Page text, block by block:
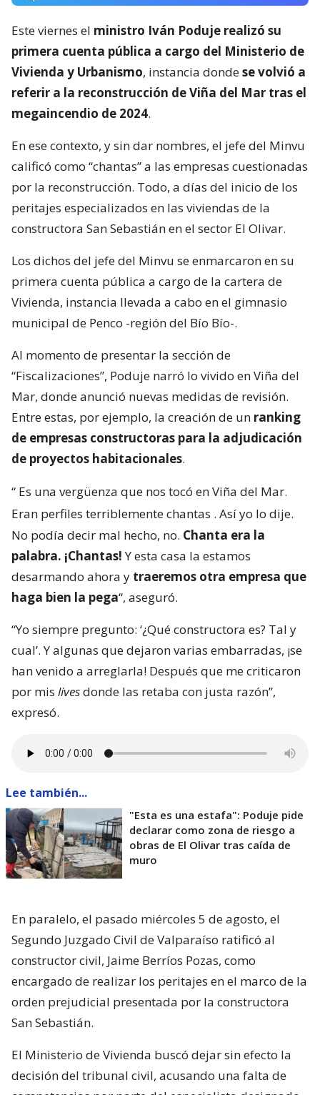
Este viernes el ministro Iván Poduje realizó su
primera cuenta pública a cargo del Ministerio de
Vivienda y Urbanismo, instancia dondese volvió a
referir a la reconstrucción de Viña del Mar tras el
megaincendio de 2024.
En ese contexto, y sin dar nombres, el jefe del Minvu
calificó como “chantas” a las empresas cuestionadas
por la reconstrucción. Todo, a días del inicio de los
peritajes especializados en las viviendas de la
constructora San Sebastián en el sector El Olivar.
Los dichos del jefe del Minvu se enmarcaron en su
primera cuenta pública a cargo de la cartera de
Vivienda, instancia llevada a cabo en el gimnasio
municipal de Penco -región del Bío Bío-.
Al momento de presentar la sección de
“Fiscalizaciones”, Poduje narró lo vivido en Viña del
Mar, donde anunció nuevas medidas de revisión.
Entre estas, por ejemplo, la creación de un ranking
de empresas constructoras para la adjudicación
de proyectos habitacionales.
“ Es una vergüenza que nos tocó en Viña del Mar.
Eran perfiles terriblemente chantas . Así yo lo dije.
No podía decir mal hecho, no. Chanta era la
palabra. ¡Chantas!Y esta casa la estamos
desarmando ahora y traeremos otra empresa que
haga bien la pega“, aseguró.
“Yo siempre pregunto: ‘¿Qué constructora es? Tal y
cual’. Y algunas que dejaron varias embarradas, ¡se
han venido a arreglarla! Después que me criticaron
por mis livesdonde las retaba con justa razón”,
expresó.
Lee también...
"Esta es una estafa": Poduje pide
declarar como zona de riesgo a
obras de El Olivar tras caída de
muro
En paralelo, el pasado miércoles 5 de agosto, el
Segundo Juzgado Civil de Valparaíso ratificó al
constructor civil, Jaime Berríos Pozas, como
encargado de realizar los peritajes en el marco de la
orden prejudicial presentada por la constructora
San Sebastián.
El Ministerio de Vivienda buscó dejar sin efecto la
decisión del tribunal civil, acusando una falta de